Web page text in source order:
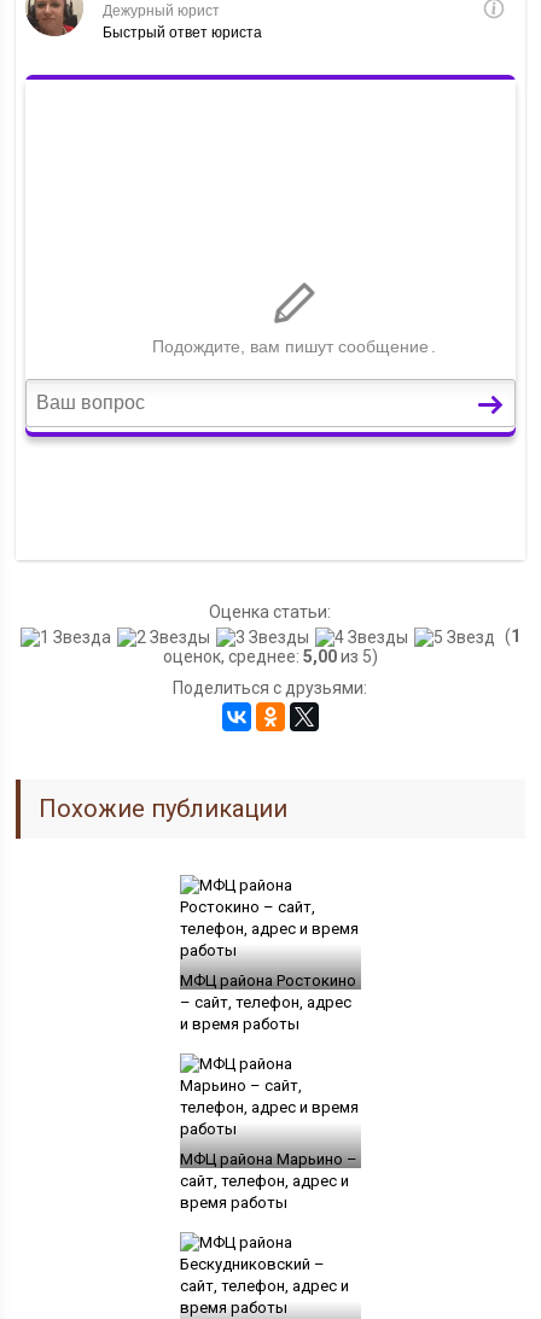
Оценка статьи:
(1
оценок, среднее: 5,00из 5)
Поделиться с друзьями:
Похожие публикации
МФЦ района Ростокино
– сайт, телефон, адрес
и время работы
МФЦ района Марьино –
сайт, телефон, адрес и
время работы